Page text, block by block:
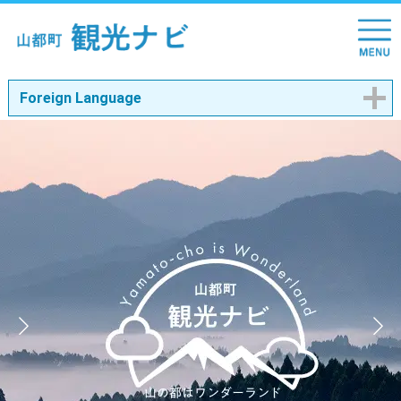
Foreign Language